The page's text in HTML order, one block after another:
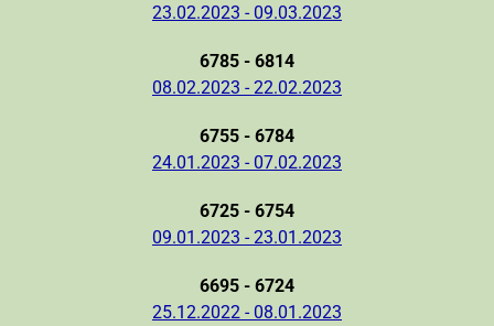
23.02.2023 - 09.03.2023
6785 - 6814
08.02.2023 - 22.02.2023
6755 - 6784
24.01.2023 - 07.02.2023
6725 - 6754
09.01.2023 - 23.01.2023
6695 - 6724
25.12.2022 - 08.01.2023